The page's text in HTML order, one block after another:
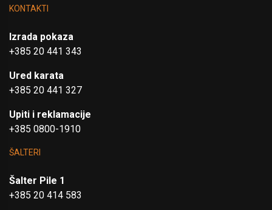
KONTAKTI
Izrada pokaza
+385 20 441 343
Ured karata
+385 20 441 327
Upiti i reklamacije
+385 0800-1910
ŠALTERI
Šalter Pile 1
+385 20 414 583